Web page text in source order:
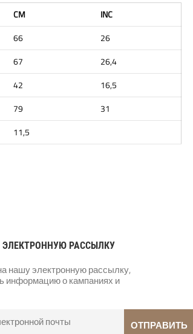
CM
INC
66
26
67
26,4
42
16,5
79
31
11,5
РАССЫЛКУ
нашу электронную рассылку,
информацию о кампаниях и